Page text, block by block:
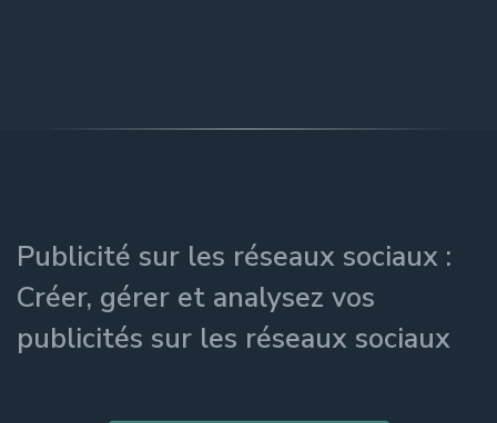
Publicité sur les réseaux sociaux :
Créer, gérer et analysez vos
publicités sur les réseaux sociaux